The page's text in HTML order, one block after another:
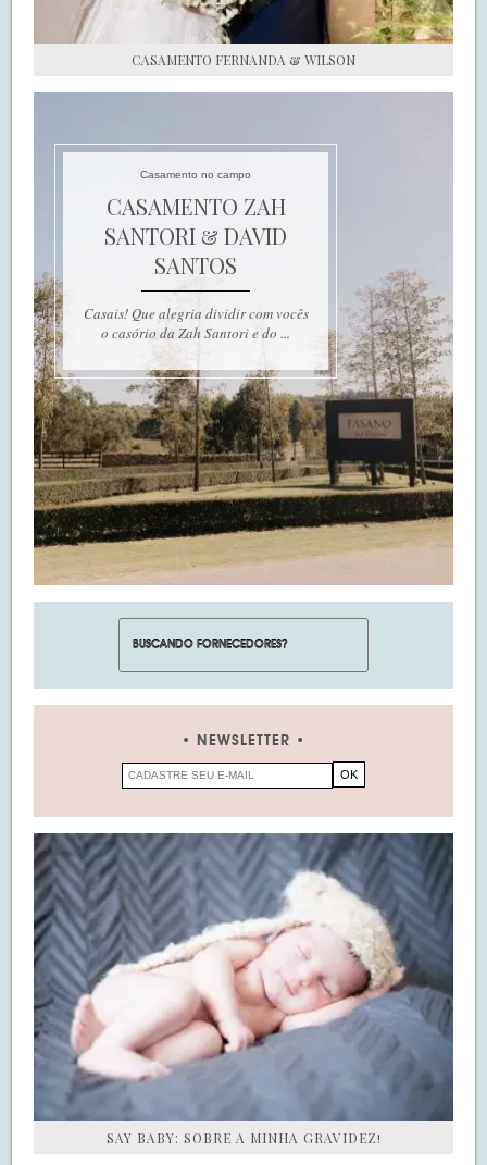
CASAMENTO FERNANDA & WILSON
Casamento no campo
CASAMENTO ZAH
SANTORI & DAVID
SANTOS
Casais! Que alegria dividir com vocês
o casório da Zah Santori e do ...
NEWSLETTER
SAY BABY: SOBRE A MINHA GRAVIDEZ!